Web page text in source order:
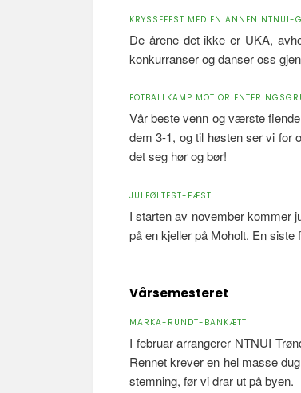
KRYSSEFEST MED EN ANNEN NTNUI-
De årene det ikke er UKA,
konkurranser og danser oss
FOTBALLKAMP MOT
Vår beste venn og værste
dem 3-1, og til høsten ser vi for
det seg hør og bør!
JULEØLTEST-FÆST
I starten av november kommer
på en kjeller på Moholt. En
Vårsemesteret
MARKA-RUNDT-BANKÆTT
I februar arrangerer NTNUI
Rennet krever en hel masse
stemning, før vi drar ut på byen.